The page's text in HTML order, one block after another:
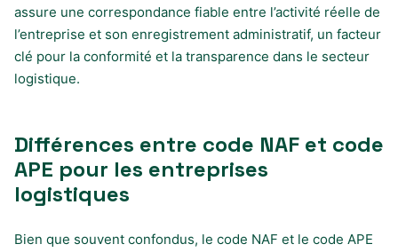
assure une correspondance fiable entre l’activité réelle de
l’entreprise et son enregistrement administratif, un facteur
clé pour la conformité et la transparence dans le secteur
logistique.
Différences entre code NAF et code
APE pour les entreprises
logistiques
Bien que souvent confondus, le code NAF et le code APE